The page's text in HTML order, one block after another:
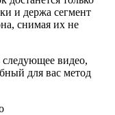
и держа сегмент
снимая их не
следующее видео,
для вас метод